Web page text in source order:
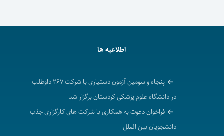
اطلاعیه ها
پنجاه و سومین آزمون دستیاری با شرکت ۲۶۷ داوطلب
در دانشگاه علوم پزشکی کردستان برگزار شد
فراخوان دعوت به همکاری با شرکت های کارگزاری جذب
دانشجویان بین الملل